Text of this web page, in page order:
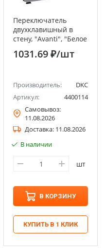
Переключатель
двухклавишный в
стену, "Avanti", "Белое
облако" DKC
1031.69 ₽/шт
Производитель:
DKC
Артикул:
4400114
Самовывоз:
11.08.2026
Доставка: 11.08.2026
В наличии
шт
В КОРЗИНУ
КУПИТЬ В 1 КЛИК